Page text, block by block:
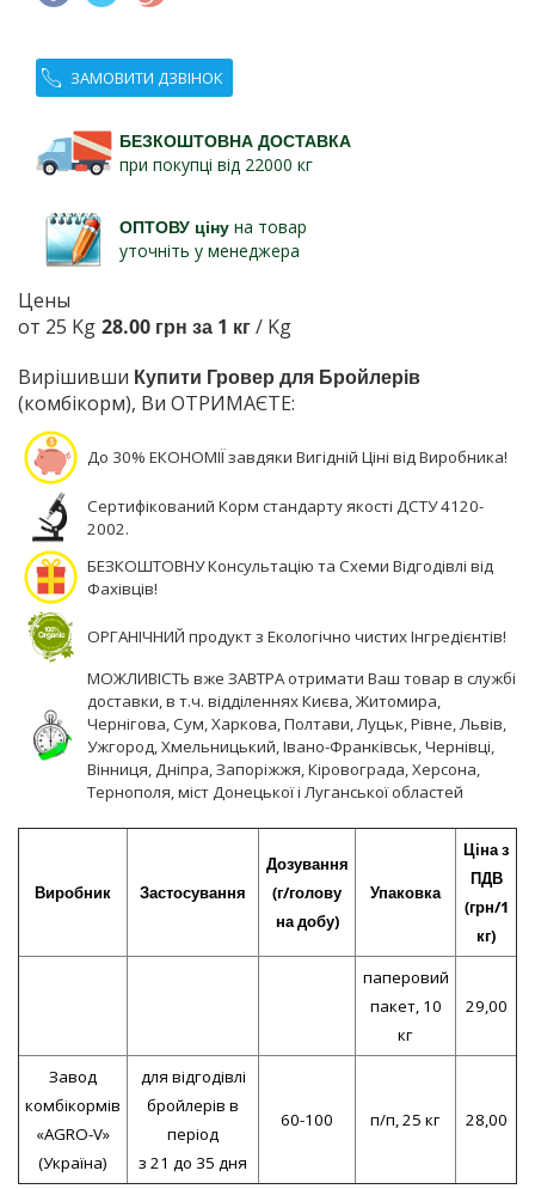
ЗАМОВИТИ ДЗВІНОК
БЕЗКОШТОВНА ДОСТАВКА
при покупці від 22000 кг
ОПТОВУ ціну на товар
уточніть у менеджера
Цены
от 25 Kg 28.00 грн за 1 кг/ Kg
Вирішивши Купити Гровер для Бройлерів
(комбікорм), Ви ОТРИМАЄТЕ:
До 30% ЕКОНОМІЇ завдяки Вигідній Ціні від Виробника!
Сертифікований Корм стандарту якості ДСТУ 4120-
2002.
БЕЗКОШТОВНУ Консультацію та Схеми Відгодівлі від
Фахівців!
ОРГАНІЧНИЙ продукт з Екологічно чистих Інгредієнтів!
МОЖЛИВІСТЬ вже ЗАВТРА отримати Ваш товар в службі
доставки, в т.ч. відділеннях Києва, Житомира,
Чернігова, Сум, Харкова, Полтави, Луцьк, Рівне, Львів,
Ужгород, Хмельницький, Івано-Франківськ, Чернівці,
Вінниця, Дніпра, Запоріжжя, Кіровограда, Херсона,
Тернополя, міст Донецької і Луганської областей
Виробник Застосування
Дозування
(г/голову
на добу)
Упаковка
Ціна з
ПДВ
(грн/1
кг)
паперовий
пакет, 10
кг
29,00
Завод
комбікормів
«AGRO-V»
(Україна)
для відгодівлі
бройлерів в
період
з 21 до 35 дня
60-100 п/п, 25 кг 28,00